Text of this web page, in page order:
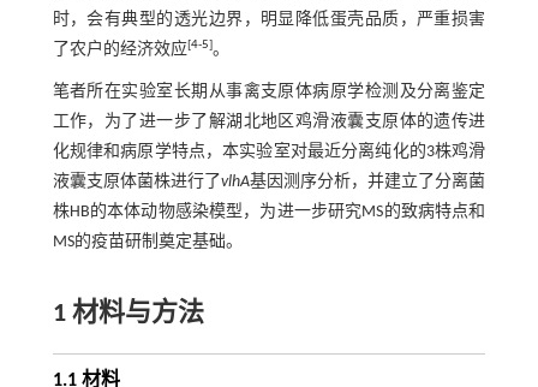
时，会有典型的透光边界，明显降低蛋壳品质，严重损害
了农户的经济效应[4-5]。
笔者所在实验室长期从事禽支原体病原学检测及分离鉴定
工作，为了进一步了解湖北地区鸡滑液囊支原体的遗传进
化规律和病原学特点，本实验室对最近分离纯化的3株鸡滑
液囊支原体菌株进行了 vlhA基因测序分析，并建立了分离菌
株HB的本体动物感染模型，为进一步研究MS的致病特点和
MS的疫苗研制奠定基础。
1 材料与方法
1.1 材料